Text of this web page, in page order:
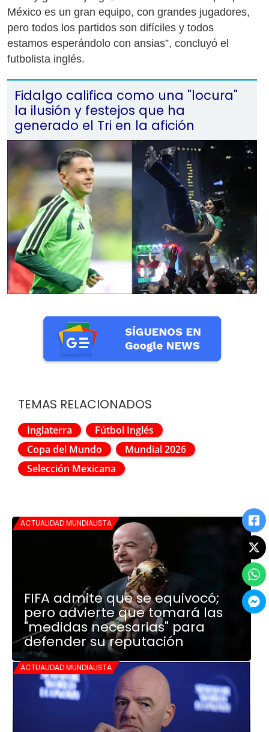
México es un gran equipo, con grandes jugadores,
pero todos los partidos son difíciles y todos
estamos esperándolo con ansias”, concluyó el
futbolista inglés.
Fidalgo califica como una "locura"
la ilusión y festejos que ha
generado el Tri en la afición
TEMAS RELACIONADOS
Inglaterra
Fútbol Inglés
Copa del Mundo
Mundial 2026
Selección Mexicana
ACTUALIDAD MUNDIALISTA
FIFA admite que se equivocó;
pero advierte que tomará las
"medidas necesarias" para
defender su reputación
ACTUALIDAD MUNDIALISTA